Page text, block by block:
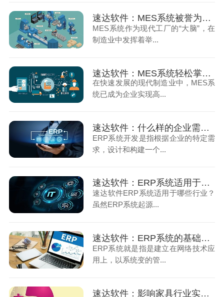
速达软件：MES系统被誉为现代化工厂的“大脑”
MES系统作为现代工厂的“大脑”，在
制造业中发挥着举...
速达软件：MES系统轻松掌握现代制造业的核心
在快速发展的现代制造业中，MES系
统已成为企业实现高...
速达软件：什么样的企业需要上ERP系统
ERP系统开发是指根据企业的特定需
求，设计和构建一个...
速达软件：ERP系统适用于哪些行业
速达软件ERP系统适用于哪些行业？
虽然ERP系统起源...
速达软件：ERP系统的基础组成
ERP系统就是指是建立在网络技术应
用上，以系统变的管...
速达软件：影响家具行业实施ERP系统成败的三个方面